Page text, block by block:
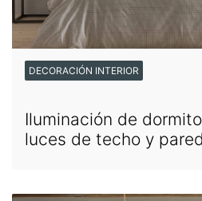
DECORACIÓN INTERIOR
Iluminación de
luces de techo y pared